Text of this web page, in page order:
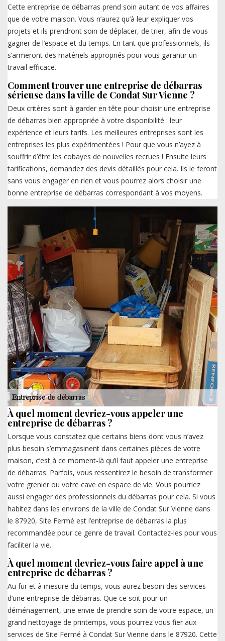
Cette entreprise de débarras prend soin autant de vos affaires
que de votre maison. Vous n’aurez qu’à leur expliquer vos
projets et ils prendront soin de déplacer, de trier, afin de vous
gagner de l’espace et du temps. En tant que professionnels, ils
s’armeront des matériels appropriés pour vous garantir un
travail efficace.
Comment trouver une entreprise de débarras
sérieuse dans la ville de Condat Sur Vienne ?
Deux critères sont à garder en tête pour choisir une entreprise
de débarras bien appropriée à votre disponibilité : leur
expérience et leurs tarifs. Les meilleures entreprises sont les
entreprises les plus expérimentées ! Pour que vous n’ayez à
souffrir d’être les cobayes de nouvelles recrues ! Ensuite leurs
tarifications, demandez des devis détaillés pour cela. Ils le feront
sans vous engager en rien et vous pourrez alors choisir une
bonne entreprise de débarras correspondant à vos moyens.
À quel moment devriez-vous appeler une
entreprise de débarras ?
Lorsque vous constatez que certains biens dont vous n’avez
plus besoin s’emmagasinent dans certaines pièces de votre
maison, c’est à ce moment-là qu’il faut appeler une entreprise
de débarras. Parfois, vous ressentirez le besoin de transformer
votre grenier ou votre cave en espace de vie. Vous pourriez
aussi engager des professionnels du débarras pour cela. Si vous
habitez dans les environs de la ville de Condat Sur Vienne dans
le 87920, Site Fermé est l’entreprise de débarras la plus
recommandée pour ce genre de travail. Contactez-les pour vous
faciliter la vie.
À quel moment devriez-vous faire appel à une
entreprise de débarras ?
Au fur et à mesure du temps, vous aurez besoin des services
d’une entreprise de débarras. Que ce soit pour un
déménagement, une envie de prendre soin de votre espace, un
grand nettoyage de printemps, vous pourrez vous fier aux
services de Site Fermé à Condat Sur Vienne dans le 87920. Cette